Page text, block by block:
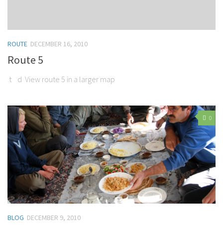
ROUTE DECEMBER 16, 2010
Route 5
t d View route 5 in a larger map
0
BLOG DECEMBER 9, 2010